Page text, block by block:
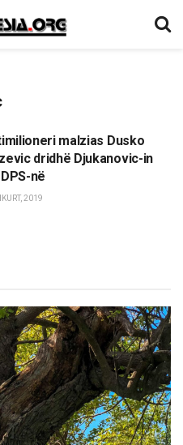
malzias Dusko
dridhë Djukanovic-in
në
2019